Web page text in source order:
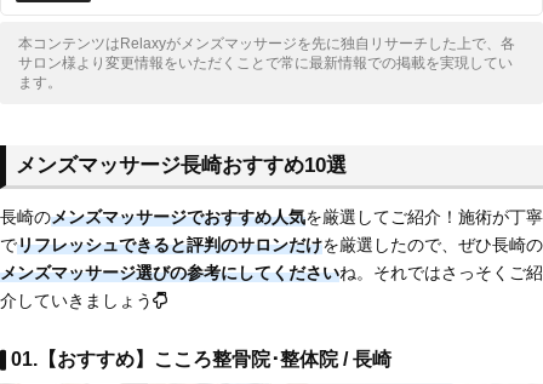
本コンテンツはRelaxyがメンズマッサージを先に独自リサーチした上で、各
サロン様より変更情報をいただくことで常に最新情報での掲載を実現してい
ます。
メンズマッサージ長崎おすすめ10選
長崎のメンズマッサージでおすすめ人気を厳選してご紹介！施術が丁寧
でリフレッシュできると評判のサロンだけを厳選したので、ぜひ長崎の
メンズマッサージ選びの参考にしてくださいね。それではさっそくご紹
介していきましょう
01.【おすすめ】こころ整骨院･整体院 / 長崎